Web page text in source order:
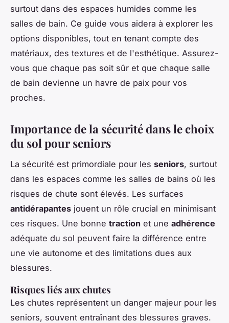
surtout dans des espaces humides comme les
salles de bain. Ce guide vous aidera à explorer les
options disponibles, tout en tenant compte des
matériaux, des textures et de l'esthétique. Assurez-
vous que chaque pas soit sûr et que chaque salle
de bain devienne un havre de paix pour vos
proches.
Importance de la sécurité dans le choix
du sol pour seniors
La sécurité est primordiale pour les seniors, surtout
dans les espaces comme les salles de bains où les
risques de chute sont élevés. Les surfaces
antidérapantes jouent un rôle crucial en minimisant
ces risques. Une bonne traction et une adhérence
adéquate du sol peuvent faire la différence entre
une vie autonome et des limitations dues aux
blessures.
Risques liés aux chutes
Les chutes représentent un danger majeur pour les
seniors, souvent entraînant des blessures graves.